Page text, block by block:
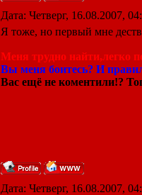
Дата: Четверг, 16.08.2007,
Я тоже, но первый мне
Меня трудно найти,легко
Вы меня боитесь? И
Вас ещё не коментили!?
Дата: Четверг, 16.08.2007,